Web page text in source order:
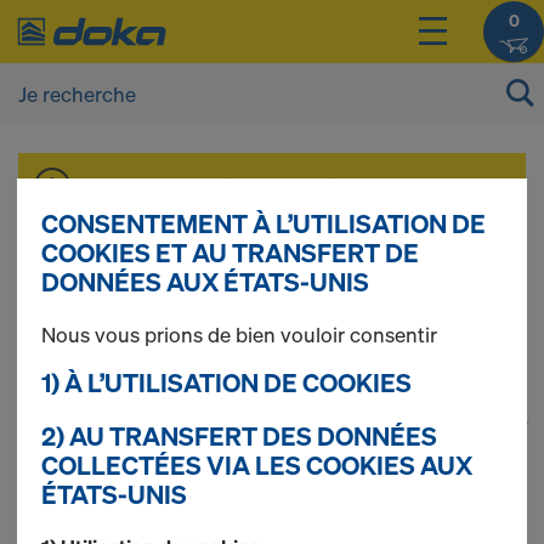
0
Vous pouvez afficher les prix de vos produits
après vous êtreconnecté(e)ouinscrit(e).
Alu-Framax Xlife
25 produits trouvés
Le plus recherché
CONSENTEMENT À L’UTILISATION DE
COOKIES ET AU TRANSFERT DE
DONNÉES AUX ÉTATS-UNIS
Nous vous prions de bien vouloir consentir
1) À L’UTILISATION DE COOKIES
2) AU TRANSFERT DES DONNÉES
COLLECTÉES VIA LES COOKIES AUX
ÉTATS-UNIS